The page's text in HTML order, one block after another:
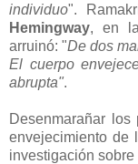
individuo".
Hemingway, en
arruinó: "De dos
El cuerpo
abrupta".
Desenmarañar
envejecimiento de
investigación